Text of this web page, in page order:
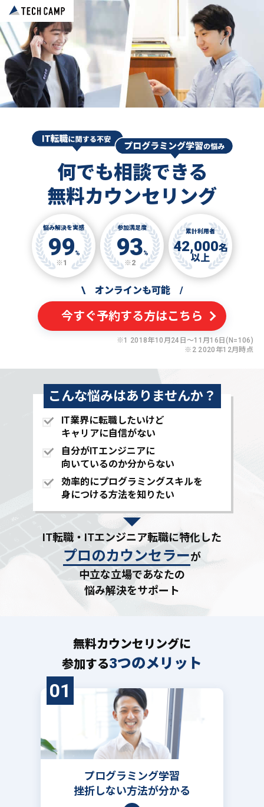
何でも相談できる
無料カウンセリング
悩み解決を実感
99%
※1
参加満足度
93%
※2
累計利用者
42,000名
以上
\ オンラインも可能 /
今すぐ予約する方はこちら
※1 2018年10月24日〜11月16日(N=106)
※2 2020年12月時点
こんな悩みはありませんか？
IT業界に転職したいけど
キャリアに自信がない
自分がITエンジニアに
向いているのか分からない
効率的にプログラミングスキルを
身につける方法を知りたい
IT転職・ITエンジニア転職に特化した
プロのカウンセラーが
中立な立場であなたの
悩み解決をサポート
無料カウンセリングに
参加する3つのメリット
01
プログラミング学習
挫折しない方法が分かる